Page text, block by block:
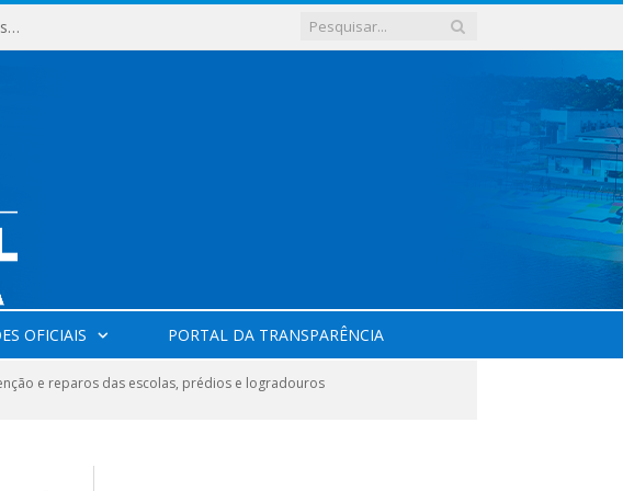
OFICIAIS PORTAL DA TRANSPARÊNCIA
e reparos das escolas, prédios e logradouros